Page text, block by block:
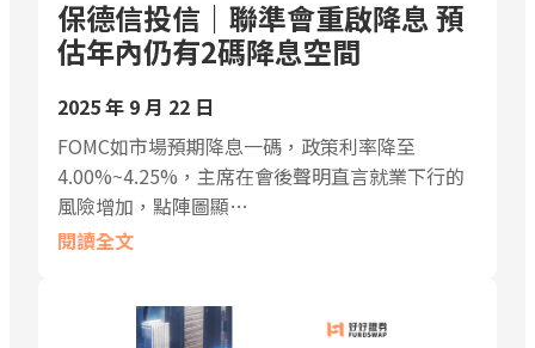
保德信投信｜聯準會重啟降息 預
估年內仍有2碼降息空間
2025 年 9 月 22 日
FOMC如市場預期降息一碼，政策利率降至
4.00%~4.25%，主席在會後聲明直言就業下行的
風險增加，點陣圖顯…
閱讀全文